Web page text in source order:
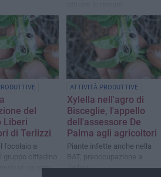
obbligatorie di contrasto alla
diffusione del batterio»
del
Liberi
di Terlizzi
focolaio a
gruppo cittadino
un gruppo
ATTIVITÀ PRODUTTIVE
Xylella nell'agro di
Bisceglie, l'appello
dell'assessore De
Palma agli agricoltori
Piante infette anche nella
BAT, preoccupazione a
Terlizzi